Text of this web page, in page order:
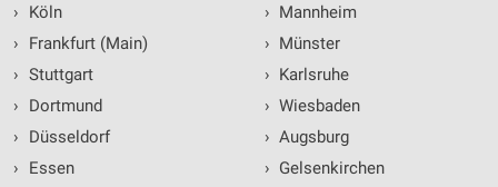
›
Köln
›
Frankfurt (Main)
› Stuttgart
›
Dortmund
›
Düsseldorf
›
Essen
› Mannheim
› Münster
› Karlsruhe
› Wiesbaden
› Augsburg
› Gelsenkirchen